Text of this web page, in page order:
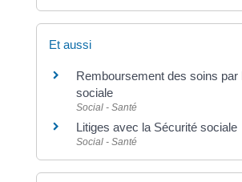
Et aussi
Remboursement des soins par
sociale
Social - Santé
Litiges avec la Sécurité sociale
Social - Santé